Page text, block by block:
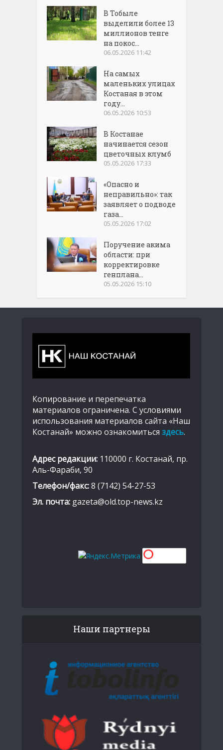
В Тобыле
выделили более 13
миллионов тенге
на покос...
06.05.2026 11:42
На самых
маленьких улицах
Костаная в этом
году...
06.05.2026 10:53
В Костанае
начинается сезон
цветочных клумб
05.05.2026 17:33
«Опасно и
неправильно»: так
заявляет о подводе
газа...
05.05.2026 17:02
Поручение акима
области: при
корректировке
генплана...
05.05.2026 15:10
Копирование и перепечатка
материалов ограничена. С условиями
использования материалов сайта «Наш
Костанай» можно ознакомиться здесь.
Адрес редакции: 110000 г. Костанай, пр.
Аль-Фараби, 90
Телефон/факс:8 (7142) 54-27-53
Эл. почта: gazeta@old.top-news.kz
Наши партнеры